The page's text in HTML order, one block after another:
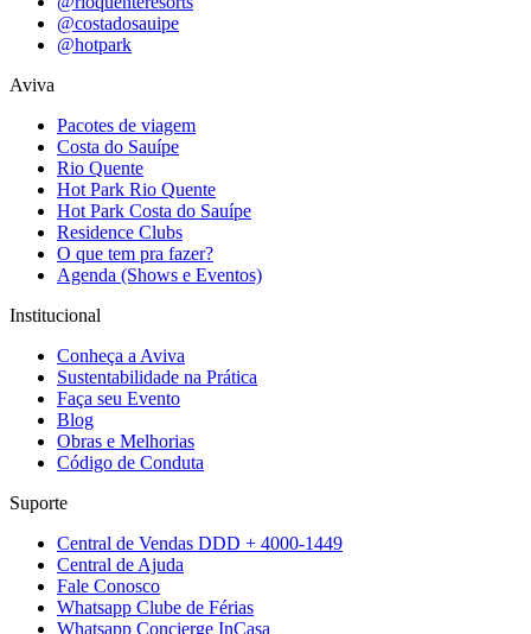
@costadosauipe
@hotpark
Aviva
Pacotes de viagem
Costa do Sauípe
Rio Quente
Hot Park Rio Quente
Hot Park Costa do Sauípe
Residence Clubs
O que tem pra fazer?
Agenda (Shows e Eventos)
Institucional
Conheça a Aviva
Sustentabilidade na Prática
Faça seu Evento
Blog
Obras e Melhorias
Código de Conduta
Suporte
Central de Vendas DDD + 4000-1449
Central de Ajuda
Fale Conosco
Whatsapp Clube de Férias
Whatsapp Concierge InCasa